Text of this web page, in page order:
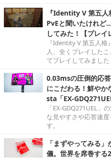
『Identity V 第五人
PvEと聞いたけれど
してみた！【プレイ
『Identity V 第五人
人、全くプレイした
てプレイしてみました
0.03msの圧倒的応
にこだわる！鮮や
sta「EX-
「EX-GDQ271UEL」
な見やすさや応答速
す。
「まずやってみる
儀。世界を席巻する